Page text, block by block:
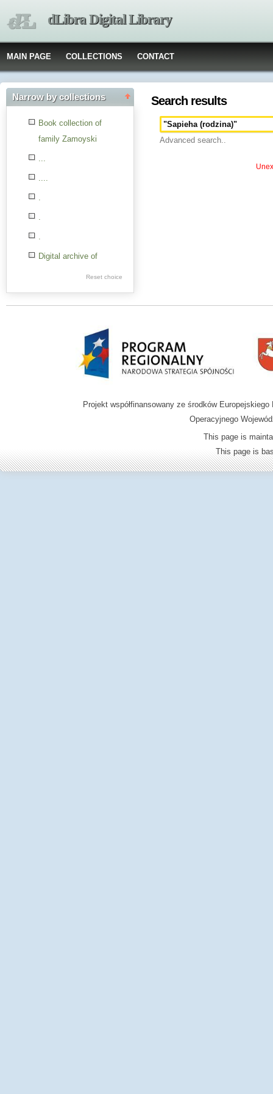
dLibra Digital Library
MAIN PAGE COLLECTIONS CONTACT
Narrow by collections
Book collection of
family Zamoyski
...
....
.
.
.
Digital archive of
Reset choice
Search results
Advanced search..
Projekt współfinansowany ze środków
Operacyjnego
This page is
This page is